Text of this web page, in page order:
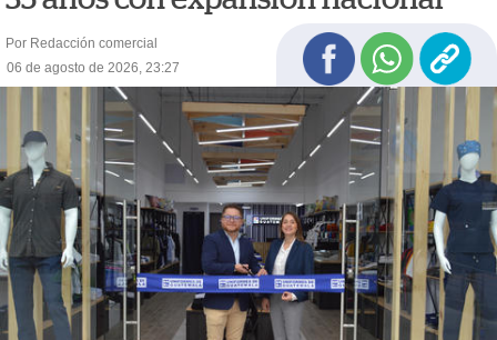
Por Redacción comercial
06 de agosto de 2026, 23:27